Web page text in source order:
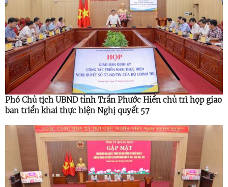
Phó Chủ tịch UBND tỉnh Trần Phước Hiền chủ trì họp giao
ban triển khai thực hiện Nghị quyết 57